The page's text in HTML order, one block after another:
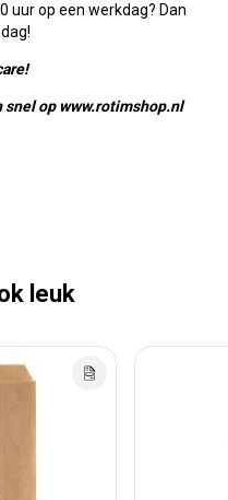
uur op een werkdag? Dan
snel op www.rotimshop.nl
leuk